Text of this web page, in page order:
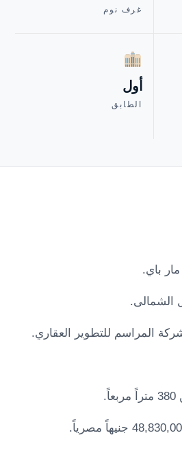
غرف نوم
أول
الطابق
باي.
الشمالى.
المراسم للتطوير العقاري.